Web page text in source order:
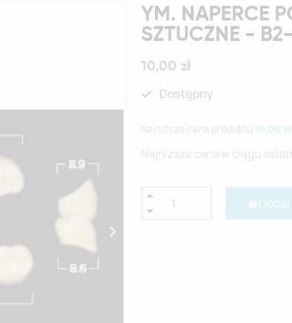
YM. NAPERCE
SZTUCZNE -
10,00 zł
Dostępny
Najniższa cena produktu 10,00 zł
Najniższa cena w ciągu